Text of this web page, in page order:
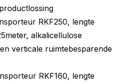
RKF250, lengte
alkalicellulose
verticale ruimtebesparende
RKF160, lengte